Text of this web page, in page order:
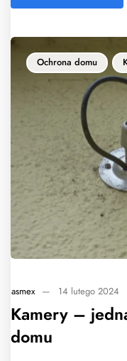
Ochrona domu
asmex — 14 lutego 2024
Kamery –
domu